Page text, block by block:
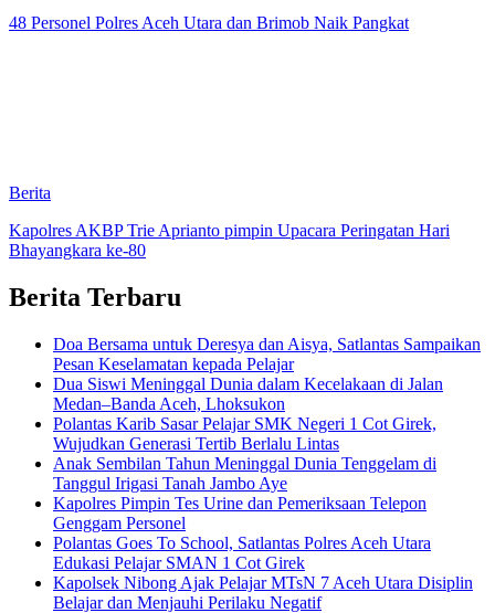
48 Personel Polres Aceh Utara dan Brimob Naik Pangkat
Berita
Kapolres AKBP Trie Aprianto pimpin Upacara Peringatan Hari
Bhayangkara ke-80
Berita Terbaru
Doa Bersama untuk Deresya dan Aisya, Satlantas Sampaikan
Pesan Keselamatan kepada Pelajar
Dua Siswi Meninggal Dunia dalam Kecelakaan di Jalan
Medan–Banda Aceh, Lhoksukon
Polantas Karib Sasar Pelajar SMK Negeri 1 Cot Girek,
Wujudkan Generasi Tertib Berlalu Lintas
Anak Sembilan Tahun Meninggal Dunia Tenggelam di
Tanggul Irigasi Tanah Jambo Aye
Kapolres Pimpin Tes Urine dan Pemeriksaan Telepon
Genggam Personel
Polantas Goes To School, Satlantas Polres Aceh Utara
Edukasi Pelajar SMAN 1 Cot Girek
Kapolsek Nibong Ajak Pelajar MTsN 7 Aceh Utara Disiplin
Belajar dan Menjauhi Perilaku Negatif